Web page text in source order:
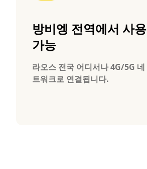
방비엥 전역에서 사용
가능
라오스 전국 어디서나 4G/5G 네
트워크로 연결됩니다.